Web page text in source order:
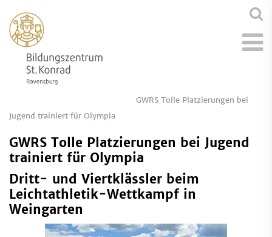
GWRS Tolle Platzierungen bei
Jugend trainiert für Olympia
GWRS Tolle Platzierungen bei Jugend
trainiert für Olympia
Dritt- und Viertklässler beim
Leichtathletik-Wettkampf in
Weingarten